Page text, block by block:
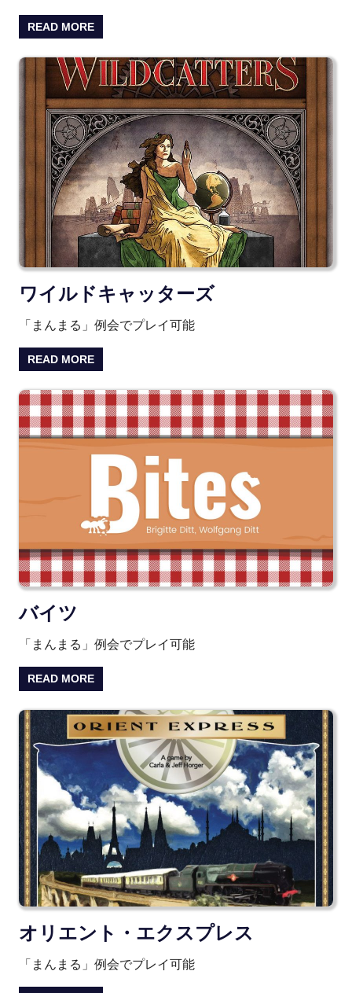
READ MORE
ワイルドキャッターズ
「まんまる」例会でプレイ可能
READ MORE
バイツ
「まんまる」例会でプレイ可能
READ MORE
オリエント・エクスプレス
「まんまる」例会でプレイ可能